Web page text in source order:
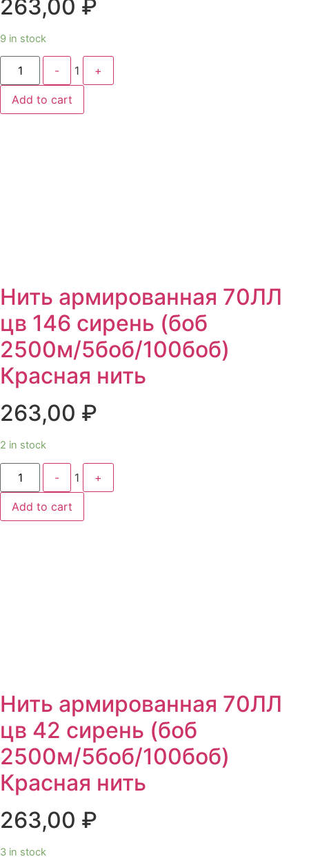
263,00 ₽
9 in stock
Quantity
- 1 +
Add to cart
Нить армированная 70ЛЛ
цв 146 сирень (боб
2500м/5боб/100боб)
Красная нить
263,00 ₽
2 in stock
Quantity
- 1 +
Add to cart
Нить армированная 70ЛЛ
цв 42 сирень (боб
2500м/5боб/100боб)
Красная нить
263,00 ₽
3 in stock